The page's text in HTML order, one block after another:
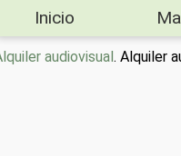
Inicio
audiovisual. Alquiler